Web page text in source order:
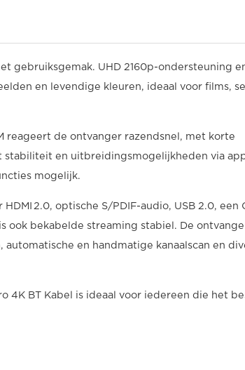
gebruiksgemak. UHD 2160p-ondersteuning
en levendige kleuren, ideaal voor films,
reageert de ontvanger razendsnel, met korte
stabiliteit en uitbreidingsmogelijkheden via
mogelijk.
2.0, optische S/PDIF-audio, USB 2.0, een
ook bekabelde streaming stabiel. De
en handmatige kanaalscan en
4K BT Kabel is ideaal voor iedereen die het